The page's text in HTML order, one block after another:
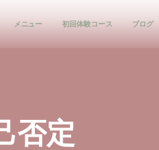
メニュー 初回体験コース ブログ
否定